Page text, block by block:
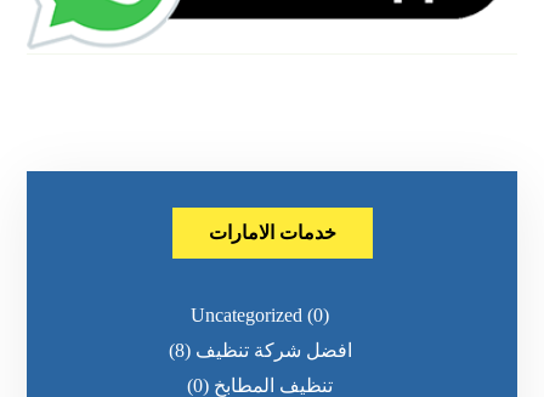
خدمات الامارات
Uncategorized (0)
افضل شركة تنظيف (8)
تنظيف المطابخ (0)